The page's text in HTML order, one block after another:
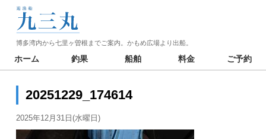
博多湾内から七里ヶ曽根までご案内。かもめ広場より出船。
ホーム 釣果 船舶 料金 ご予約
20251229_174614
2025年12月31日(水曜日)